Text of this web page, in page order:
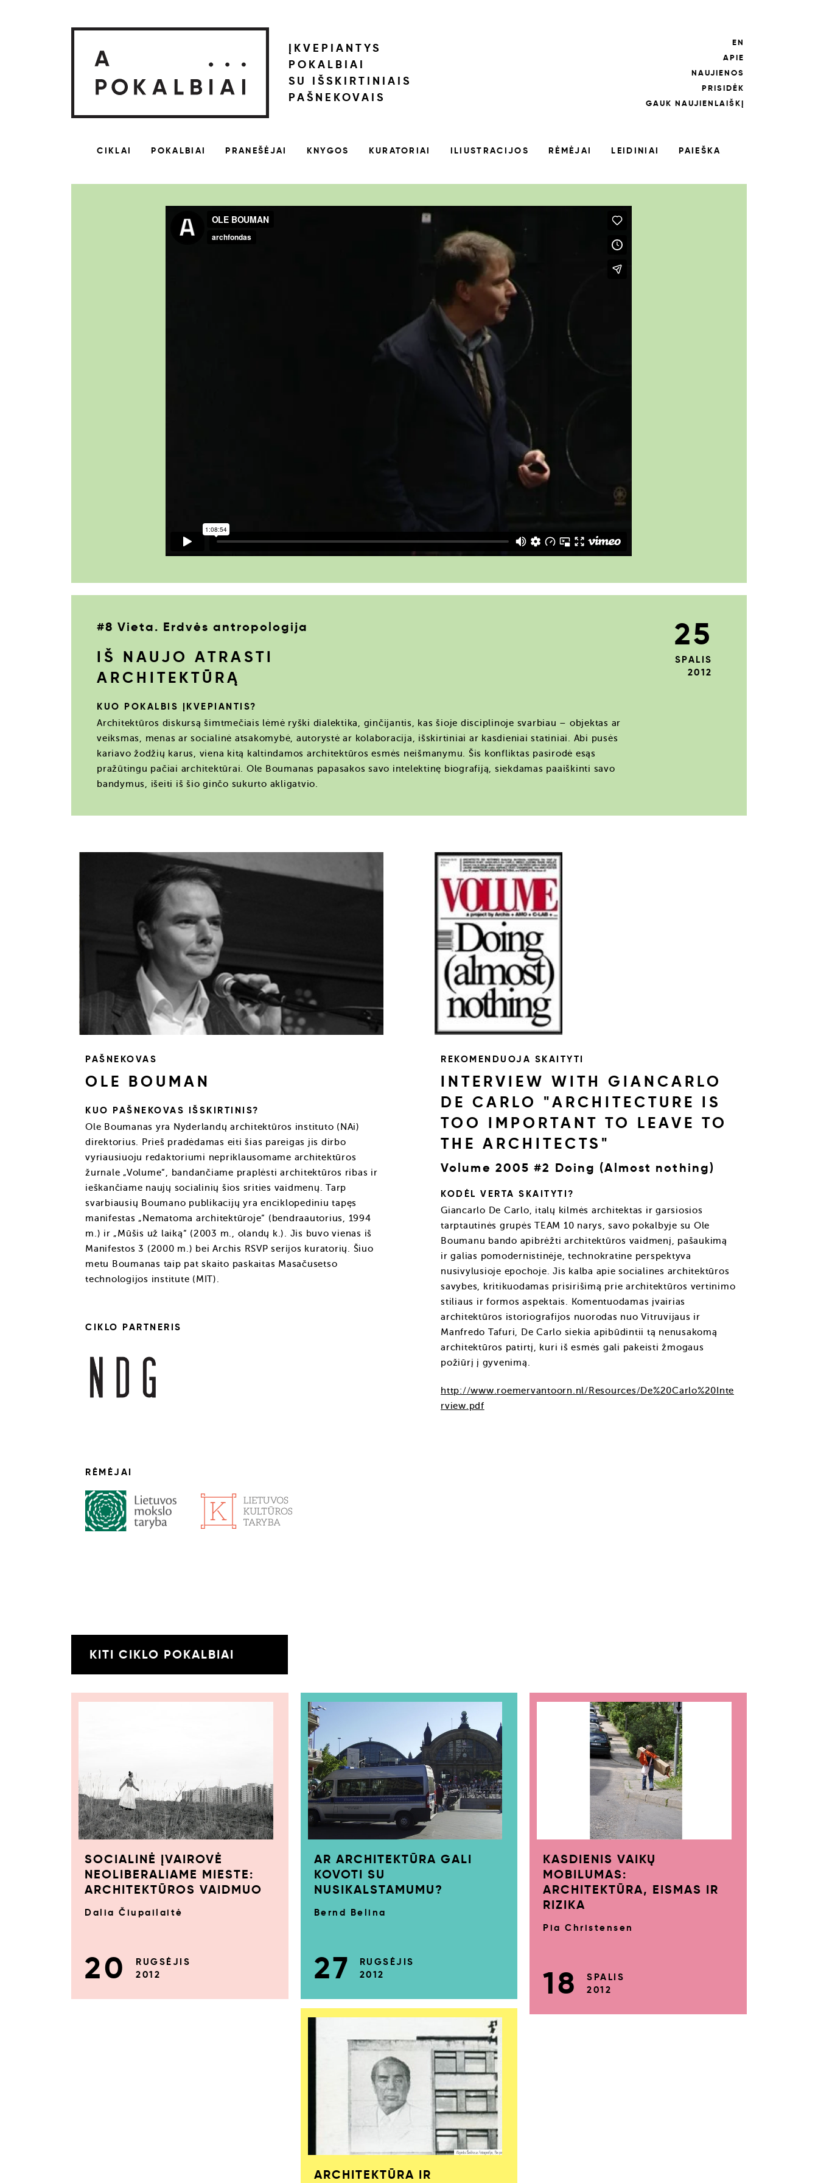
ĮKVEPIANTYS
POKALBIAI
SU IŠSKIRTINIAIS
PAŠNEKOVAIS
EN
APIE
NAUJIENOS
PRISIDĖK
GAUK NAUJIENLAIŠKĮ
CIKLAI POKALBIAI PRANEŠĖJAI KNYGOS KURATORIAI ILIUSTRACIJOS RĖMĖJAI LEIDINIAI PAIEŠKA
#8 Vieta. Erdvės antropologija
IŠ NAUJO ATRASTI
ARCHITEKTŪRĄ
KUO POKALBIS ĮKVEPIANTIS?
Architektūros diskursą šimtmečiais lėmė ryški dialektika, ginčijantis, kas šioje disciplinoje svarbiau – objektas ar
veiksmas, menas ar socialinė atsakomybė, autorystė ar kolaboracija, išskirtiniai ar kasdieniai statiniai. Abi pusės
kariavo žodžių karus, viena kitą kaltindamos architektūros esmės neišmanymu. Šis konfliktas pasirodė esąs
pražūtingu pačiai architektūrai. Ole Boumanas papasakos savo intelektinę biografiją, siekdamas paaiškinti savo
bandymus, išeiti iš šio ginčo sukurto akligatvio.
25
SPALIS
2012
PAŠNEKOVAS
OLE BOUMAN
KUO PAŠNEKOVAS IŠSKIRTINIS?
Ole Boumanas yra Nyderlandų architektūros instituto (NAi)
direktorius. Prieš pradėdamas eiti šias pareigas jis dirbo
vyriausiuoju redaktoriumi nepriklausomame architektūros
žurnale „Volume“, bandančiame praplėsti architektūros ribas ir
ieškančiame naujų socialinių šios srities vaidmenų. Tarp
svarbiausių Boumano publikacijų yra enciklopediniu tapęs
manifestas „Nematoma architektūroje“ (bendraautorius, 1994
m.) ir „Mūšis už laiką“ (2003 m., olandų k.). Jis buvo vienas iš
Manifestos 3 (2000 m.) bei Archis RSVP serijos kuratorių. Šiuo
metu Boumanas taip pat skaito paskaitas Masačusetso
technologijos institute (MIT).
REKOMENDUOJA SKAITYTI
INTERVIEW WITH GIANCARLO
DE CARLO "ARCHITECTURE IS
TOO IMPORTANT TO LEAVE TO
THE ARCHITECTS"
Volume 2005 #2 Doing (Almost nothing)
KODĖL VERTA SKAITYTI?
Giancarlo De Carlo, italų kilmės architektas ir garsiosios
tarptautinės grupės TEAM 10 narys, savo pokalbyje su Ole
Boumanu bando apibrėžti architektūros vaidmenį, pašaukimą
ir galias pomodernistinėje, technokratine perspektyva
nusivylusioje epochoje. Jis kalba apie socialines architektūros
savybes, kritikuodamas prisirišimą prie architektūros vertinimo
stiliaus ir formos aspektais. Komentuodamas įvairias
architektūros istoriografijos nuorodas nuo Vitruvijaus ir
Manfredo Tafuri, De Carlo siekia apibūdintii tą nenusakomą
architektūros patirtį, kuri iš esmės gali pakeisti žmogaus
požiūrį į gyvenimą.
http://www.roemervantoorn.nl/Resources/De%20Carlo%20Inte
rview.pdf
CIKLO PARTNERIS
RĖMĖJAI
KITI CIKLO POKALBIAI
SOCIALINĖ ĮVAIROVĖ
NEOLIBERALIAME MIESTE:
ARCHITEKTŪROS VAIDMUO
Dalia Čiupailaitė
20
RUGSĖJIS
2012
AR ARCHITEKTŪRA GALI
KOVOTI SU
NUSIKALSTAMUMU?
Bernd Belina
27
RUGSĖJIS
2012
KASDIENIS VAIKŲ
MOBILUMAS:
ARCHITEKTŪRA, EISMAS IR
RIZIKA
Pia Christensen
18
SPALIS
2012
ARCHITEKTŪRA IR